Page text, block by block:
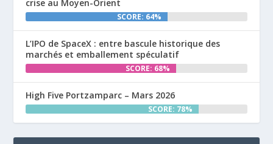
crise au Moyen-Orient
SCORE: 64%
L’IPO de SpaceX : entre bascule historique des
marchés et emballement spéculatif
SCORE: 68%
High Five Portzamparc – Mars 2026
SCORE: 78%